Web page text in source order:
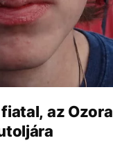
az Ozora